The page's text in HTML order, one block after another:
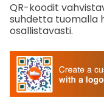
QR-koodit
suhdetta tuomalla
osallistavasti.